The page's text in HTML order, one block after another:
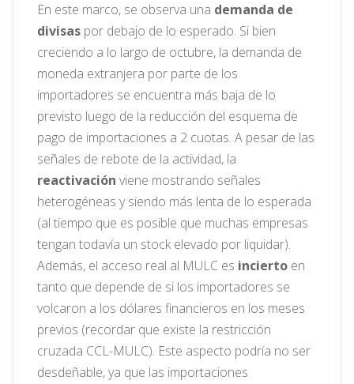
En este marco, se observa una demanda de
divisas por debajo de lo esperado. Si bien
creciendo a lo largo de octubre, la demanda de
moneda extranjera por parte de los
importadores se encuentra más baja de lo
previsto luego de la reducción del esquema de
pago de importaciones a 2 cuotas. A pesar de las
señales de rebote de la actividad, la
reactivación viene mostrando señales
heterogéneas y siendo más lenta de lo esperada
(al tiempo que es posible que muchas empresas
tengan todavía un stock elevado por liquidar).
Además, el acceso real al MULC es incierto en
tanto que depende de si los importadores se
volcaron a los dólares financieros en los meses
previos (recordar que existe la restricción
cruzada CCL-MULC). Este aspecto podría no ser
desdeñable, ya que las importaciones